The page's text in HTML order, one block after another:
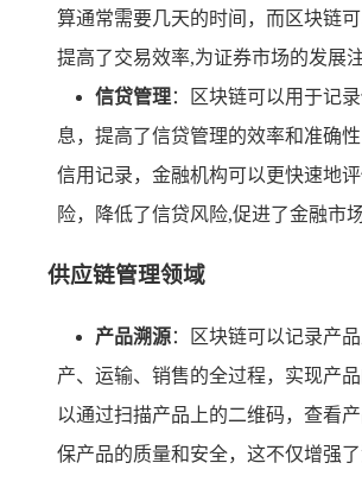
算通常需要几天的时间，而区块链可
提高了交易效率,为证券市场的发展
信贷管理：区块链可以用于记
息，提高了信贷管理的效率和准确
信用记录，金融机构可以更快速地
险，降低了信贷风险,促进了金融市
供应链管理领域
产品溯源：区块链可以记录产
产、运输、销售的全过程，实现产
以通过扫描产品上的二维码，查看
保产品的质量和安全，这不仅增强